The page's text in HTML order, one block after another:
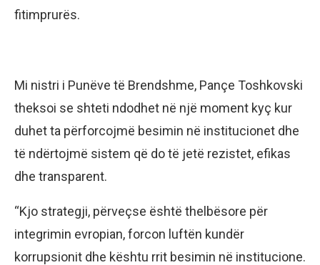
fitimprurës.
Mi nistri i Punëve të Brendshme, Pançe Toshkovski
theksoi se shteti ndodhet në një moment kyç kur
duhet ta përforcojmë besimin në institucionet dhe
të ndërtojmë sistem që do të jetë rezistet, efikas
dhe transparent.
“Kjo strategji, përveçse është thelbësore për
integrimin evropian, forcon luftën kundër
korrupsionit dhe kështu rrit besimin në institucione.